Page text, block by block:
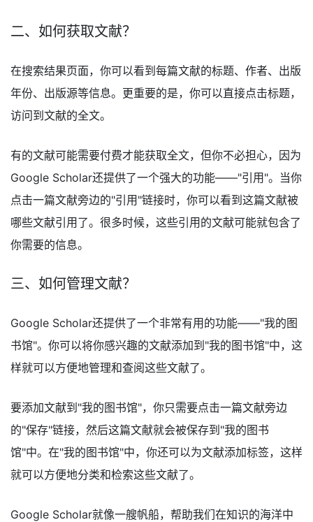
二、如何获取文献？
在搜索结果页面，你可以看到每篇文献的标题、作者、出版
年份、出版源等信息。更重要的是，你可以直接点击标题，
访问到文献的全文。
有的文献可能需要付费才能获取全文，但你不必担心，因为
Google Scholar还提供了一个强大的功能——"引用"。当你
点击一篇文献旁边的"引用"链接时，你可以看到这篇文献被
哪些文献引用了。很多时候，这些引用的文献可能就包含了
你需要的信息。
三、如何管理文献？
Google Scholar还提供了一个非常有用的功能——"我的图
书馆"。你可以将你感兴趣的文献添加到"我的图书馆"中，这
样就可以方便地管理和查阅这些文献了。
要添加文献到"我的图书馆"，你只需要点击一篇文献旁边
的"保存"链接，然后这篇文献就会被保存到"我的图书
馆"中。在"我的图书馆"中，你还可以为文献添加标签，这样
就可以方便地分类和检索这些文献了。
Google Scholar就像一艘帆船，帮助我们在知识的海洋中